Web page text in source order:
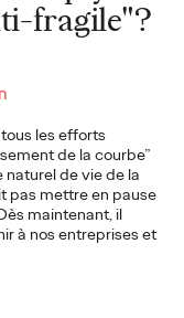
fragile"?
les efforts
de la courbe”
de vie de la
pas mettre en pause
maintenant, il
à nos entreprises et
and